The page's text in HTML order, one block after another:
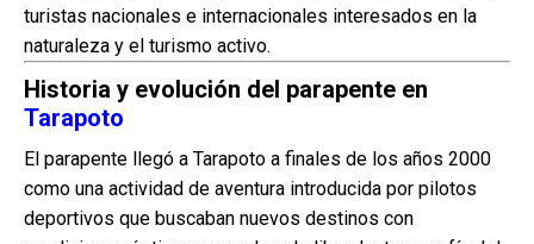
turistas nacionales e internacionales interesados en la
naturaleza y el turismo activo.
Historia y evolución del parapente en
Tarapoto
El parapente llegó a Tarapoto a finales de los años 2000
como una actividad de aventura introducida por pilotos
deportivos que buscaban nuevos destinos con